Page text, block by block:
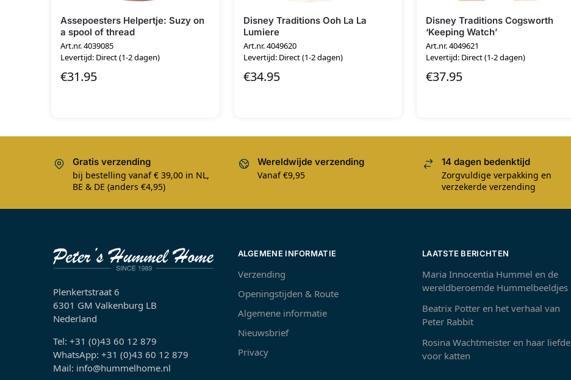
Assepoesters Helpertje: Suzy on
a spool of thread
Art.nr. 4039085
Levertijd: Direct (1-2 dagen)
€31.95
Disney Traditions Ooh La La
Lumiere
Art.nr. 4049620
Levertijd: Direct (1-2 dagen)
€34.95
Disney Traditions Cogsworth
‘Keeping Watch’
Art.nr. 4049621
Levertijd: Direct (1-2 dagen)
€37.95
Gratis verzending
bij bestelling vanaf € 39,00 in NL,
BE & DE (anders €4,95)
Wereldwijde verzending
Vanaf €9,95
14 dagen bedenktijd
Zorgvuldige verpakking en
verzekerde verzending
Plenkertstraat 6
6301 GM Valkenburg LB
Nederland
Tel: +31 (0)43 60 12 879
WhatsApp: +31 (0)43 60 12 879
Mail: info@hummelhome.nl
ALGEMENE INFORMATIE
Verzending
Openingstijden & Route
Algemene informatie
Nieuwsbrief
Privacy
LAATSTE BERICHTEN
Maria Innocentia Hummel en de
wereldberoemde Hummelbeeldjes
Beatrix Potter en het verhaal van
Peter Rabbit
Rosina Wachtmeister en haar liefde
voor katten